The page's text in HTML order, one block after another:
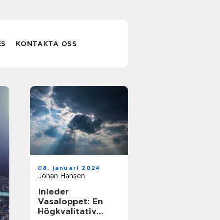
KONTAKTA OSS
Upptäck
möjligheterna
på pumptracks
08. januari 2024
Johan Hansen
Inleder
Vasaloppet: En
Högkvalitativ